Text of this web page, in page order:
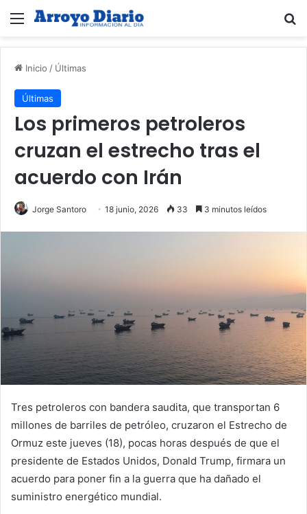
Menú
Inicio / Últimas
Últimas
Los primeros petroleros
cruzan el estrecho tras el
acuerdo con Irán
Jorge Santoro 18 junio, 2026 33 3 minutos leídos
Tres petroleros con bandera saudita, que transportan 6
millones de barriles de petróleo, cruzaron el Estrecho de
Ormuz este jueves (18), pocas horas después de que el
presidente de Estados Unidos, Donald Trump, firmara un
acuerdo para poner fin a la guerra que ha dañado el
suministro energético mundial.